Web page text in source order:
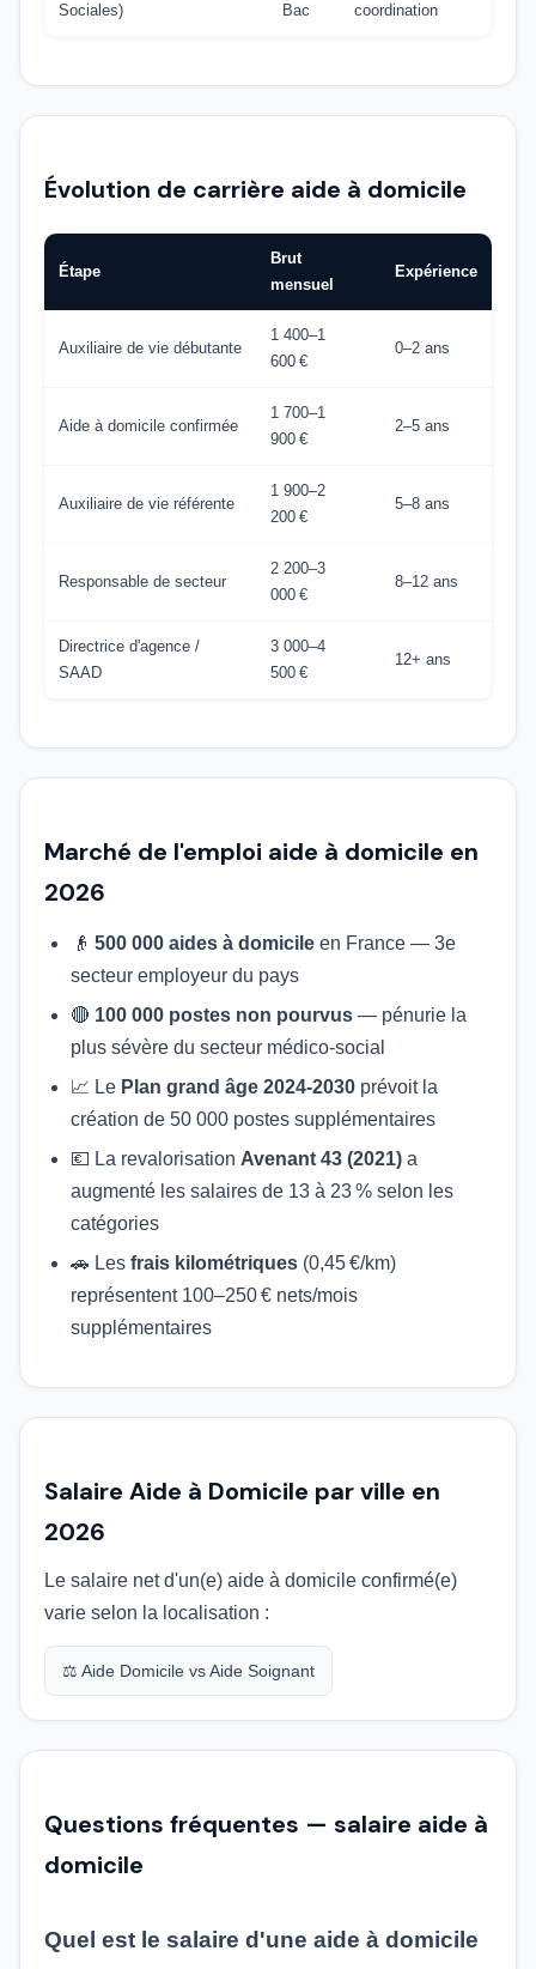
Sociales)
Bac
coordination
Évolution de carrière aide à domicile
Étape
Brut
mensuel
Expérience
Auxiliaire de vie débutante
1 400–1
600 €
0–2 ans
Aide à domicile confirmée
1 700–1
900 €
2–5 ans
Auxiliaire de vie référente
1 900–2
200 €
5–8 ans
Responsable de secteur
2 200–3
000 €
8–12 ans
Directrice d'agence /
SAAD
3 000–4
500 €
12+ ans
Marché de l'emploi aide à domicile en
2026
👴 500 000 aides à domicile en France — 3e
secteur employeur du pays
🔴 100 000 postes non pourvus — pénurie la
plus sévère du secteur médico-social
📈 Le Plan grand âge 2024-2030 prévoit la
création de 50 000 postes supplémentaires
💶 La revalorisation Avenant 43 (2021) a
augmenté les salaires de 13 à 23 % selon les
catégories
🚗 Les frais kilométriques (0,45 €/km)
représentent 100–250 € nets/mois
supplémentaires
Salaire Aide à Domicile par ville en
2026
Le salaire net d'un(e) aide à domicile confirmé(e)
varie selon la localisation :
⚖️ Aide Domicile vs Aide Soignant
Questions fréquentes — salaire aide à
domicile
Quel est le salaire d'une aide à domicile